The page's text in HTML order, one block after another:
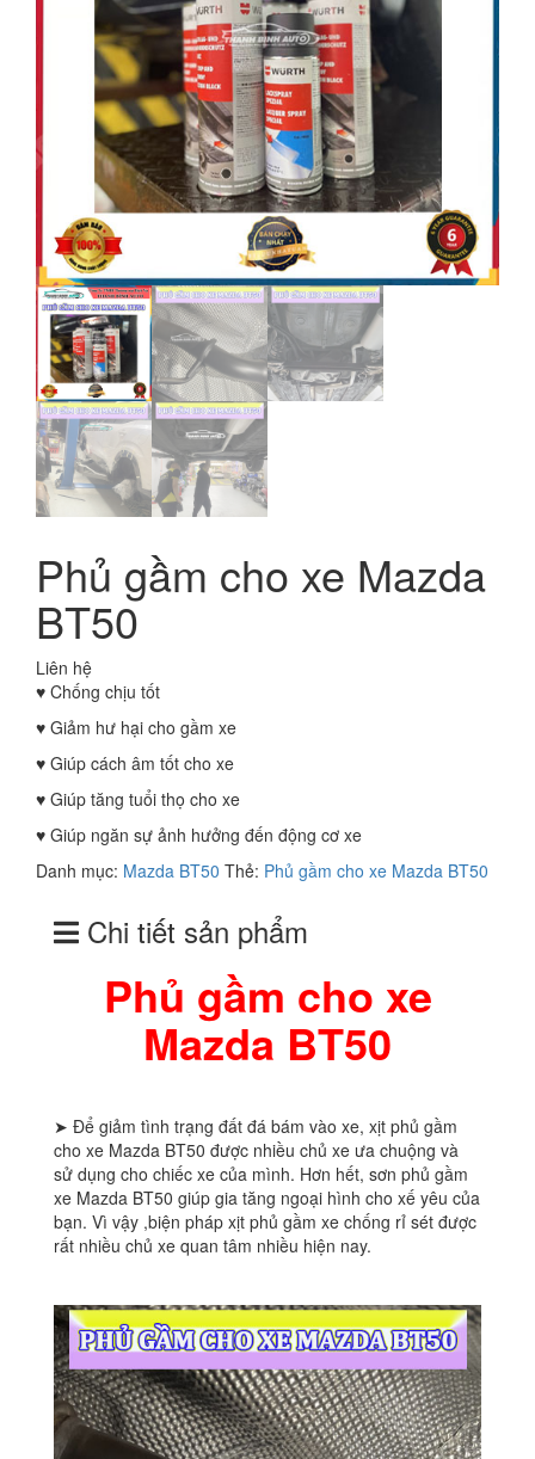
Phủ gầm cho xe Mazda
BT50
Liên hệ
♥︎ Chống chịu tốt
♥︎ Giảm hư hại cho gầm xe
♥︎ Giúp cách âm tốt cho xe
♥︎ Giúp tăng tuổi thọ cho xe
♥︎ Giúp ngăn sự ảnh hưởng đến động cơ xe
Danh mục: Mazda BT50 Thẻ: Phủ gầm cho xe Mazda BT50
Chi tiết sản phẩm
Phủ gầm cho xe
Mazda BT50
➤ Để giảm tình trạng đất đá bám vào xe, xịt phủ gầm
cho xe Mazda BT50 được nhiều chủ xe ưa chuộng và
sử dụng cho chiếc xe của mình. Hơn hết, sơn phủ gầm
xe Mazda BT50 giúp gia tăng ngoại hình cho xế yêu của
bạn. Vì vậy ,biện pháp xịt phủ gầm xe chống rỉ sét được
rất nhiều chủ xe quan tâm nhiều hiện nay.